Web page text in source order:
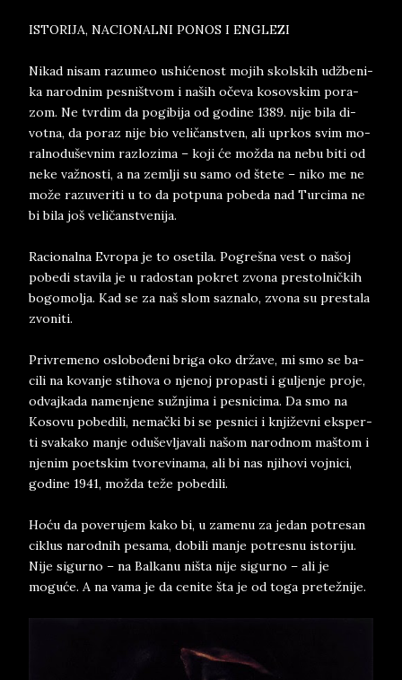
ISTO­RI­JA, NA­CI­O­NAL­NI PO­NOS I EN­GLE­ZI
Ni­kad ni­sam raz­u­meo ushićenost mo­jih skol­skih udžbe­ni­
ka na­rod­nim pe­sni­štvom i naših oče­va ko­sov­skim po­ra­
zom. Ne tvr­dim da po­gi­bi­ja od godine 1389. nije bila di­
vot­na, da po­raz nije bio veličan­stven, ali upr­kos svim mo­
ral­no­du­šev­nim ra­zlo­zi­ma – koji će možda na nebu biti od
neke važno­sti, a na zem­lji su samo od štete – niko me ne
može raz­u­ve­ri­ti u to da pot­pu­na po­be­da nad Tur­ci­ma ne
bi bila još veličan­stve­ni­ja.
Ra­ci­o­nal­na Evro­pa je to ose­ti­la. Po­grešna vest o našoj
po­be­di sta­vi­la je u ra­do­stan po­kret zvo­na pre­stol­ničkih
bo­go­molja. Kad se za naš slom sa­zna­lo, zvo­na su pre­sta­la
zvo­ni­ti.
Pri­vre­me­no oslo­bođeni bri­ga oko države, mi smo se ba­
ci­li na ko­van­je sti­ho­va o nje­noj pro­pa­sti i gul­jen­je pro­je,
od­vaj­ka­da na­men­je­ne sužnji­ma i pe­sni­ci­ma. Da smo na
Koso­vu po­be­di­li, nemački bi se pe­sni­ci i književni eks­per­
ti sva­ka­ko man­je odu­šev­lja­va­li našom na­rod­nom maštom i
nje­nim po­et­skim tvo­re­vi­na­ma, ali bi nas nji­ho­vi voj­ni­ci,
go­di­ne 1941, možda teže po­be­di­li.
Hoću da po­ve­ru­jem kako bi, u za­me­nu za je­dan po­tre­san
ci­klus na­rod­nih pe­sa­ma, do­bili man­je po­tre­snu isto­ri­ju.
Nije si­gu­rno – na Bal­ka­nu niš­ta nije si­gur­no – ali je
moguće. A na vama je da ce­ni­te šta je od toga pre­težnije.